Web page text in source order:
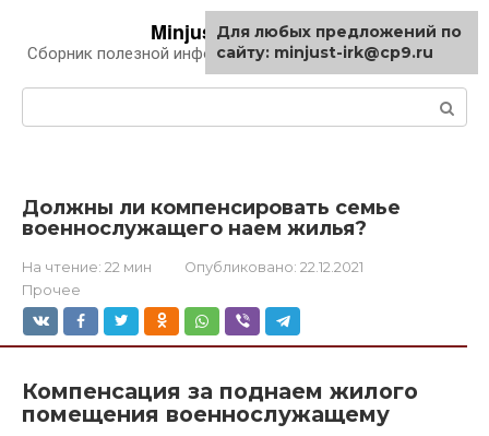
контенту
Minjust-irk.ru
Сборник полезной информации про автомобили
Должны ли компенсировать семье
военнослужащего наем жилья?
На чтение: 22 мин Опубликовано: 22.12.2021
Прочее
Компенсация за поднаем жилого
помещения военнослужащему
Для любых предложений по
сайту: minjust-irk@cp9.ru